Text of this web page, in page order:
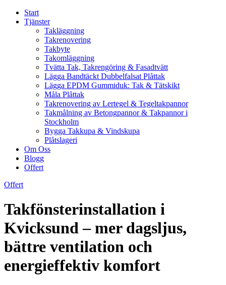
Start
Tjänster
Takläggning
Takrenovering
Takbyte
Takomläggning
Tvätta Tak, Takrengöring & Fasadtvätt
Lägga Bandtäckt Dubbelfalsat Plåttak
Lägga EPDM Gummiduk: Tak & Tätskikt
Måla Plåttak
Takrenovering av Lertegel & Tegeltakpannor
Takmålning av Betongpannor & Takpannor i
Stockholm
Bygga Takkupa & Vindskupa
Plåtslageri
Om Oss
Blogg
Offert
Offert
Takfönsterinstallation i
Kvicksund – mer dagsljus,
bättre ventilation och
energieffektiv komfort